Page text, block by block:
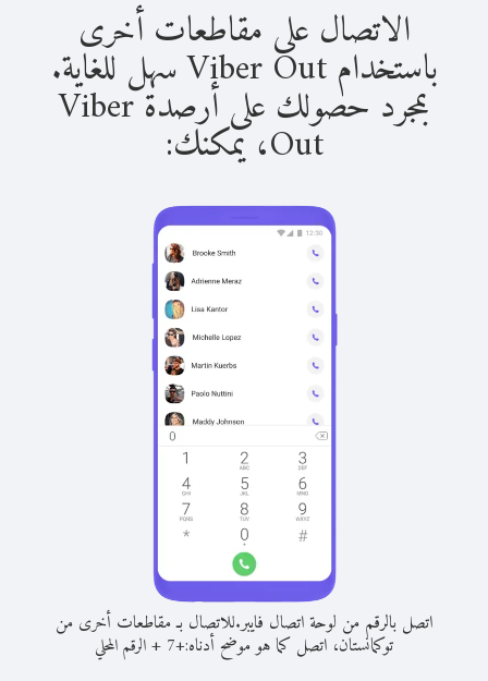
الاتصال على مقاطعات أخرى
باستخدام Viber Out سهل للغاية.
بمجرد حصولك على أرصدة Viber
Out، يمكنك:
اتصل بالرقم من لوحة اتصال فايبر.للاتصال بـ مقاطعات أخرى من
توكمانستان، اتصل كما هو موضح أدناه:+
7
+الرقم المحلي